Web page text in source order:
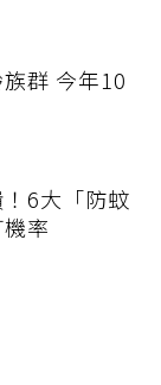
群 今年10
6大「防蚊
率